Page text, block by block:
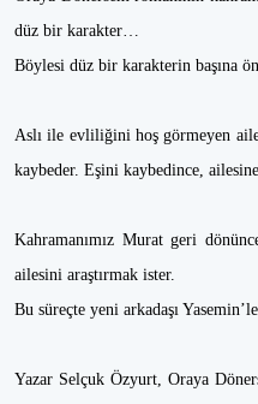
düz bir karakter…
Böylesi düz bir karakterin başına
Aslı ile evliliğini hoş görmeyen
kaybeder. Eşini kaybedince,
Kahramanımız Murat geri
ailesini araştırmak ister.
Bu süreçte yeni arkadaşı
Yazar Selçuk Özyurt, Oraya